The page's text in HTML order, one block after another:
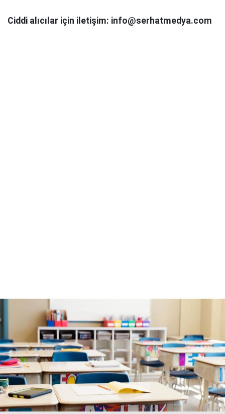
Ciddi alıcılar için iletişim: info@serhatmedya.com